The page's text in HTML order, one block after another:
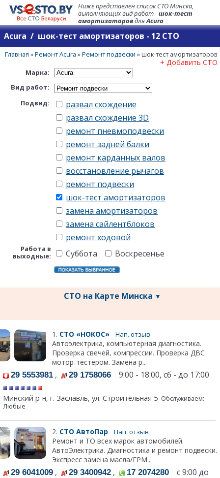
Ниже представлен список СТО Минска,
выполняющих вид работ -шок-тест
амортизаторовдляAcura
Acura / шок-тест амортизаторов - 12 СТО
Главная »Ремонт Acura »Ремонт подвески »шок-тест амортизаторов
+ Добавить СТО
Марка:
Вид работ:
Подвид:
развал схождение
развал схождение 3D
ремонт пневмоподвески
ремонт задней балки
ремонт карданных валов
восстановление рычагов
ремонт подвески
шок-тест амортизаторов
замена амортизаторов
замена сайлентблоков
ремонт ходовой
Работа в
выходные:
Суббота Воскресенье
СТО на Карте Минска ▼
1. СТО «НОКОС» Нап. отзыв
Автоэлектрика, компьютерная диагностика.
Проверка свечей, компрессии. Проверка ДВС
мотор-тестером. Замена р...
29 5553981 , 29 1758066 9:00 - 18:00, сб - до 17:00
Минский р-н, г. Заславль, ул. Строительная 5 Обслуживаем:
Любые
2. СТО АвтоПар Нап. отзыв
Ремонт и ТО всех марок автомобилей.
АвтоЭлектрика. Диагностика и ремонт подвески.
Экспресс замена масла/ГРМ...
29 6041009 , 29 3400942 , 17 2074280 с 9:00 до